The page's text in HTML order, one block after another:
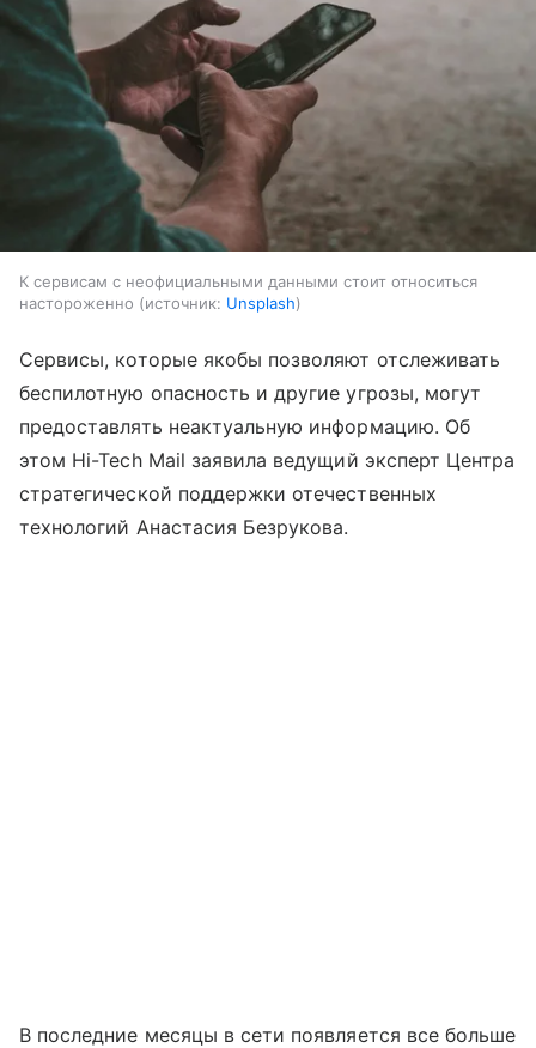
К сервисам с неофициальными данными стоит относиться
настороженно
источник: Unsplash
Сервисы, которые якобы позволяют отслеживать
беспилотную опасность и другие угрозы, могут
предоставлять неактуальную информацию. Об
этом Hi-Tech Mail заявила ведущий эксперт Центра
стратегической поддержки отечественных
технологий Анастасия Безрукова.
В последние месяцы в сети появляется все больше